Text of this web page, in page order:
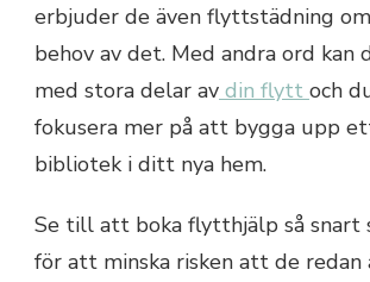
erbjuder de även flyttstädning
behov av det. Med andra ord kan
med stora delar av din flytt och
fokusera mer på att bygga upp
bibliotek i ditt nya hem.
Se till att boka flytthjälp så snart
för att minska risken att de redan